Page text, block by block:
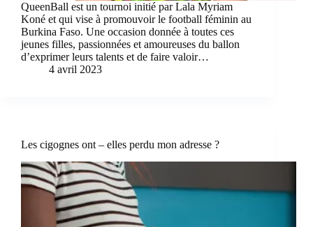
QueenBall est un tournoi initié par Lala Myriam
Koné et qui vise à promouvoir le football féminin au
Burkina Faso. Une occasion donnée à toutes ces
jeunes filles, passionnées et amoureuses du ballon
d’exprimer leurs talents et de faire valoir…
4 avril 2023
Les cigognes ont – elles perdu mon adresse ?